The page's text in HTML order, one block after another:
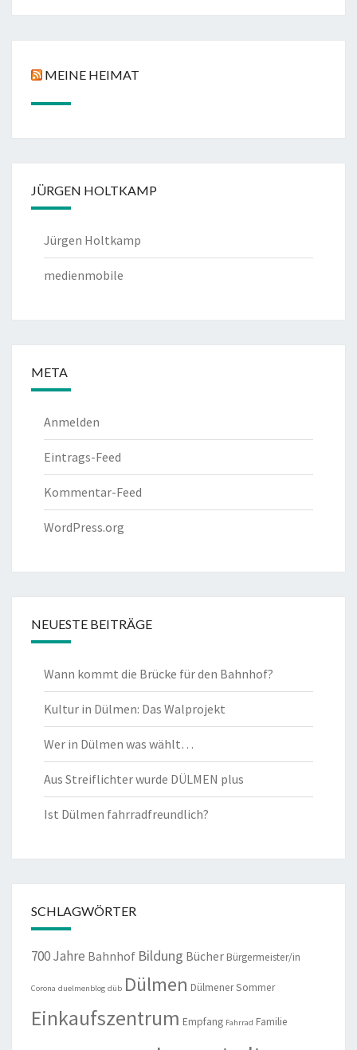
MEINE HEIMAT
JÜRGEN HOLTKAMP
Jürgen Holtkamp
medienmobile
META
Anmelden
Eintrags-Feed
Kommentar-Feed
WordPress.org
NEUESTE BEITRÄGE
Wann kommt die Brücke für den Bahnhof?
Kultur in Dülmen: Das Walprojekt
Wer in Dülmen was wählt…
Aus Streiflichter wurde DÜLMEN plus
Ist Dülmen fahrradfreundlich?
SCHLAGWÖRTER
700 Jahre Bahnhof Bildung Bücher Bürgermeister/in
Corona duelmenblog düb Dülmen Dülmener Sommer
Einkaufszentrum Empfang Fahrrad Familie